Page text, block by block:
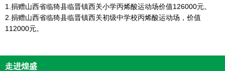
1.捐赠山西省临猗县临晋镇西关小学丙烯酸运动场价值126000元。
2.捐赠山西省临猗县临晋镇西关初级中学校丙烯酸运动场，价值
112000元。
走进煌盛